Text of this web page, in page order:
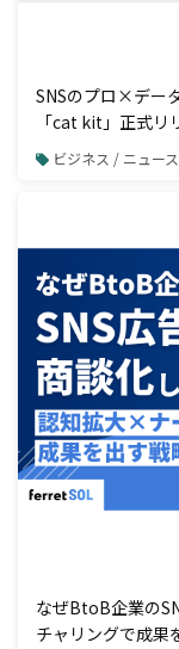
SNSのプロ×デー
「cat kit」正式リ
ビジネス / ニュース
なぜBtoB企業の
チャリングで成果